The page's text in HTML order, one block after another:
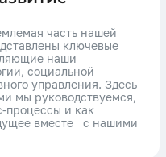
часть нашей
ключевые
наши
социальной
управления. Здесь
мы руководствуемся,
процессы и как
вместе с нашими